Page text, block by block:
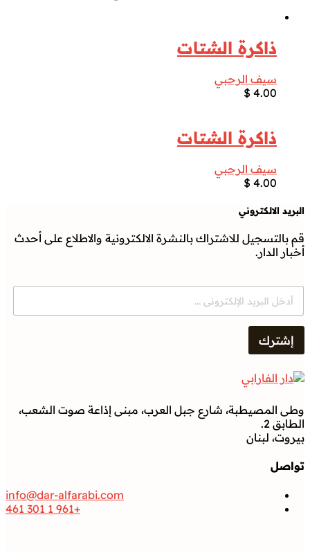
ذاكرة الشتات
سيف الرحبي
$ 4.00
ذاكرة الشتات
سيف الرحبي
$ 4.00
البريد الالكتروني
قم بالتسجيل للاشتراك بالنشرة الالكترونية والاطلاع على أحدث
أخبار الدار.
E
a
i
*
إشترك
وطى المصيطبة، شارع جبل العرب، مبنى إذاعة صوت الشعب،
الطابق 2.
بيروت، لبنان
تواصل
info@dar-alfarabi.com
+961 1 301 461